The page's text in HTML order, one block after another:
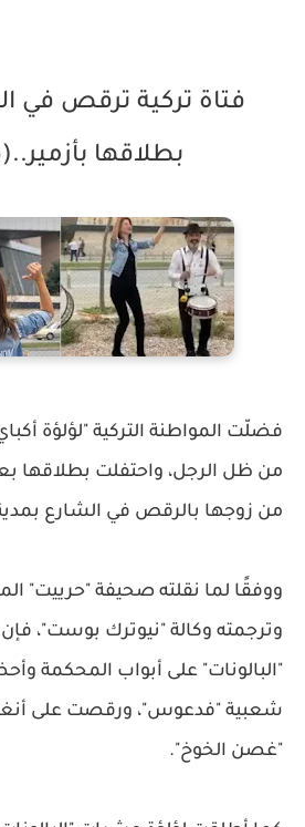
فتاة تركية ترقص في
بطلاقها
فضلّت المواطنة التركية "لؤلؤة
من زوجها بالرقص في الشارع
ووفقًا لما نقلته صحيفة "حرييت"
وترجمته وكالة "نيوترك بوست"،
"البالونات" على أبواب المحكمة
شعبية "فدعوس"، ورقصت على
"غصن الخوخ".